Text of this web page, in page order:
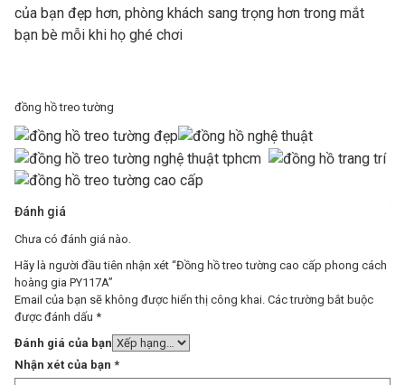
của bạn đẹp hơn, phòng khách sang trọng hơn trong mắt
bạn bè mỗi khi họ ghé chơi
đồng hồ treo tường
Đánh giá
Chưa có đánh giá nào.
Hãy là người đầu tiên nhận xét “Đồng hồ treo tường cao cấp phong cách
hoàng gia PY117A”
Email của bạn sẽ không được hiển thị công khai. Các trường bắt buộc
được đánh dấu *
Đánh giá của bạn
Nhận xét của bạn *